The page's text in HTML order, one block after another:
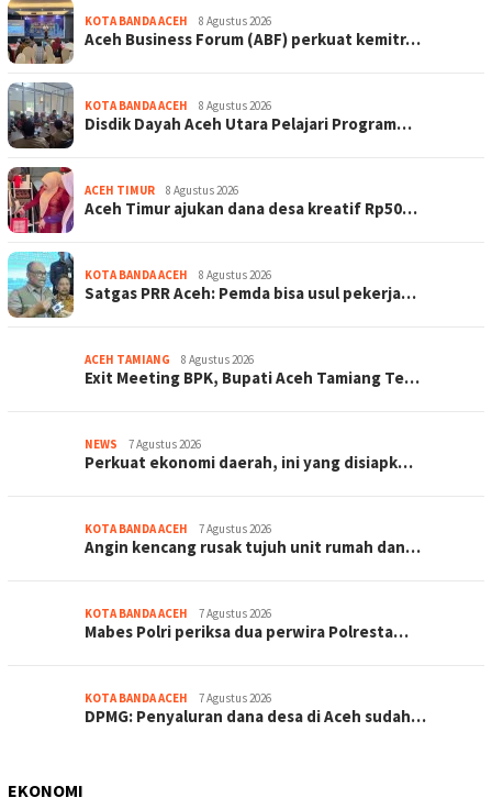
KOTA BANDA ACEH 8 Agustus 2026
Aceh Business Forum (ABF) perkuat kemitr…
KOTA BANDA ACEH 8 Agustus 2026
Disdik Dayah Aceh Utara Pelajari Program…
ACEH TIMUR 8 Agustus 2026
Aceh Timur ajukan dana desa kreatif Rp50…
KOTA BANDA ACEH 8 Agustus 2026
Satgas PRR Aceh: Pemda bisa usul pekerja…
ACEH TAMIANG 8 Agustus 2026
Exit Meeting BPK, Bupati Aceh Tamiang Te…
NEWS 7 Agustus 2026
Perkuat ekonomi daerah, ini yang disiapk…
KOTA BANDA ACEH 7 Agustus 2026
Angin kencang rusak tujuh unit rumah dan…
KOTA BANDA ACEH 7 Agustus 2026
Mabes Polri periksa dua perwira Polresta…
KOTA BANDA ACEH 7 Agustus 2026
DPMG: Penyaluran dana desa di Aceh sudah…
EKONOMI